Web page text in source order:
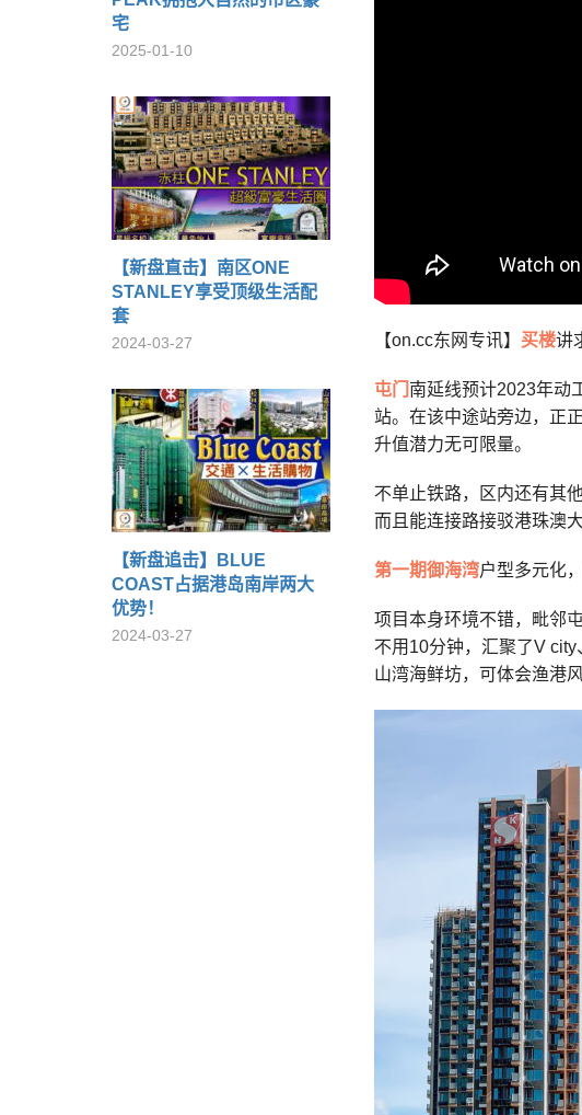
宅
2025-01-10
【新盘直击】南区ONE
STANLEY享受顶级生活配
套
2024-03-27
【新盘追击】BLUE
COAST占据港岛南岸两大
优势！
2024-03-27
【on.cc东网专讯】 买楼讲
屯门 南延线预计2023年动
站。在该中途站旁边，正
升值潜力无可限量。
不单止铁路，区内还有其
而且能连接路接驳港珠澳
第一期御海湾户型多元化
项目本身环境不错，毗邻
不用10分钟，汇聚了V
山湾海鲜坊，可体会渔港